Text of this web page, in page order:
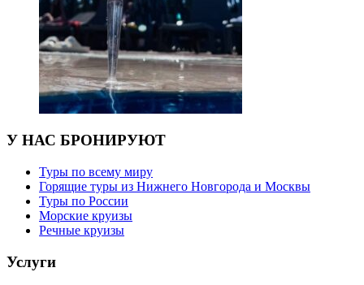
У НАС БРОНИРУЮТ
Туры по всему миру
Горящие туры из Нижнего Новгорода и Москвы
Туры по России
Морские круизы
Речные круизы
Услуги